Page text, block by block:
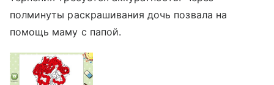
полминуты раскрашивания дочь позвала на
помощь маму с папой.